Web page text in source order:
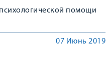
помощи
07 Июнь 2019